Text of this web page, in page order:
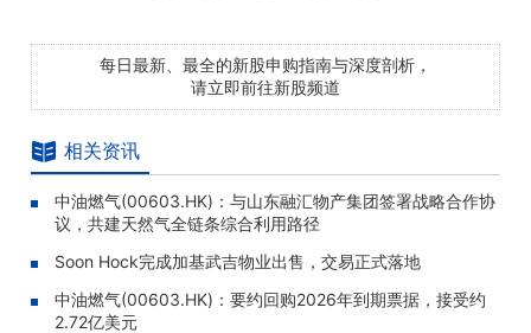
每日最新、最全的新股申购指南与深度剖析，
请立即前往新股频道
相关资讯
中油燃气(00603.HK)：与山东融汇物产集团签署战略合作协
议，共建天然气全链条综合利用路径
Soon Hock完成加基武吉物业出售，交易正式落地
中油燃气(00603.HK)：要约回购2026年到期票据，接受约
2.72亿美元